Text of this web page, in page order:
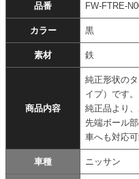
品番 FW-FTRE-
カラー 黒
素材 鉄
商品内容
純正形状の
イプ）です。
純正品より
先端ボール
車へも対応可
車種 ニッサン